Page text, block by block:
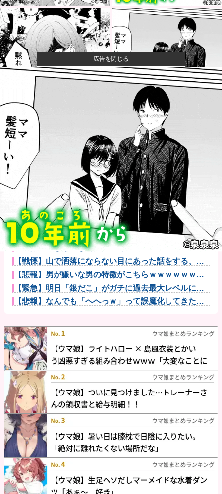
【画像】咲-saki-作者、ようやく『奇乳』に気付くｗｗ
ｗｗ
【画像】漫画家・桂正和、最新のパンツ＆お尻のイラ
スト投稿にネ...
【悲報】ショートスリーパー堀さん、対面で高須幹弥
にブチギレる...
【衝撃】きゃりーぱみゅぱみゅ 本名をさらりと告白
【食料自給率】過去最低37% 25年度、コメ消費減響
く他
【衝撃】テレビ大好き高齢者のテレビ離れ、遂に始ま
る…他
【悲報】元TOKIO長瀬智也さん、バイク写真を投稿す
るも女子...
【高校野球】甲子園 初ジャッジの女性審判・佐藤加
奈さん、自ら...
フリマ民「あと500円値下げ出来ませんか」ワイ「ほ～
い購入ｗ...
【画像】ごきげんな朝飯だ･･･他
【戦慄】山で洒落にならない目にあった話をする、オ
カルト系で他
【悲報】男が嫌いな男の特徴がこちらｗｗｗｗｗｗｗ
ｗｗｗ
【緊急】明日「銀だこ」がガチに過去最大レベルに混
みそうwww...
【悲報】なんでも「へへっｗ」って誤魔化してきたワ
広告を閉じる